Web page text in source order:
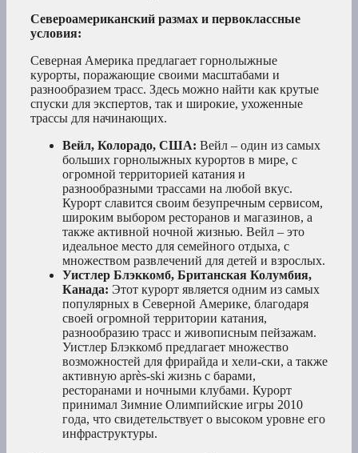
Североамериканский размах и первоклассные
условия:
Северная Америка предлагает горнолыжные
курорты, поражающие своими масштабами и
разнообразием трасс. Здесь можно найти как крутые
спуски для экспертов, так и широкие, ухоженные
трассы для начинающих.
Вейл, Колорадо, США: Вейл – один из самых
больших горнолыжных курортов в мире, с
огромной территорией катания и
разнообразными трассами на любой вкус.
Курорт славится своим безупречным сервисом,
широким выбором ресторанов и магазинов, а
также активной ночной жизнью. Вейл – это
идеальное место для семейного отдыха, с
множеством развлечений для детей и взрослых.
Уистлер Блэккомб, Британская Колумбия,
Канада: Этот курорт является одним из самых
популярных в Северной Америке, благодаря
своей огромной территории катания,
разнообразию трасс и живописным пейзажам.
Уистлер Блэккомб предлагает множество
возможностей для фрирайда и хели-ски, а также
активную après-ski жизнь с барами,
ресторанами и ночными клубами. Курорт
принимал Зимние Олимпийские игры 2010
года, что свидетельствует о высоком уровне его
инфраструктуры.